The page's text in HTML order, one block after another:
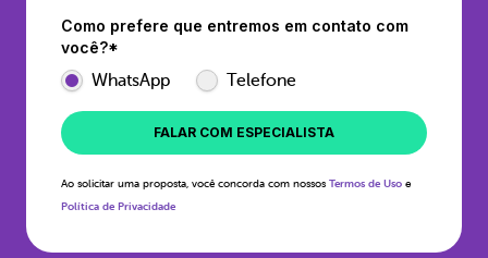
Como prefere que entremos em contato com
você?*
WhatsApp Telefone
FALAR COM ESPECIALISTA
Ao solicitar uma proposta, você concorda com nossos Termos de Uso e
Política de Privacidade